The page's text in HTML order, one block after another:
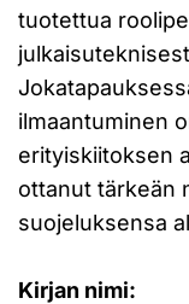
tuotettua
ilmaantuminen
erityiskiitoksen
ottanut tärkeän
suojeluksensa
Kirjan nimi: